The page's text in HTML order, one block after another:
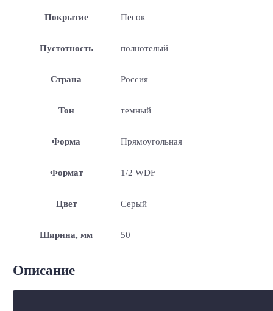
Покрытие Песок
Пустотность полнотелый
Страна Россия
Тон темный
Форма Прямоугольная
Формат 1/2 WDF
Цвет Серый
Ширина, мм 50
Описание